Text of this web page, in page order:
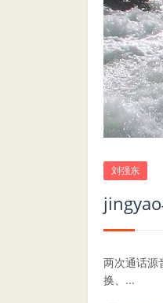
刘强东
两次通话源
换、...